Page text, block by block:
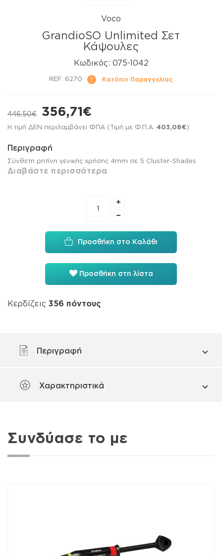
Voco
GrandioSO Unlimited Σετ
Κάψουλες
Κωδικός: 075-1042
REF: 6270 Κατόπιν Παραγγελίας
446,50€ 356,71€
Η τιμή ΔΕΝ περιλαμβάνει ΦΠΑ (Τιμή με Φ.Π.Α. 403,08€)
Περιγραφή
Σύνθετη ρητίνη γενικής χρήσης 4mm σε 5 Cluster-Shades
Διαβάστε περισσότερα
Προσθήκη στο Καλάθι
Προσθήκη στη λίστα
Κερδίζεις 356 πόντους
Περιγραφή
Χαρακτηριστικά
Συνδύασε το με